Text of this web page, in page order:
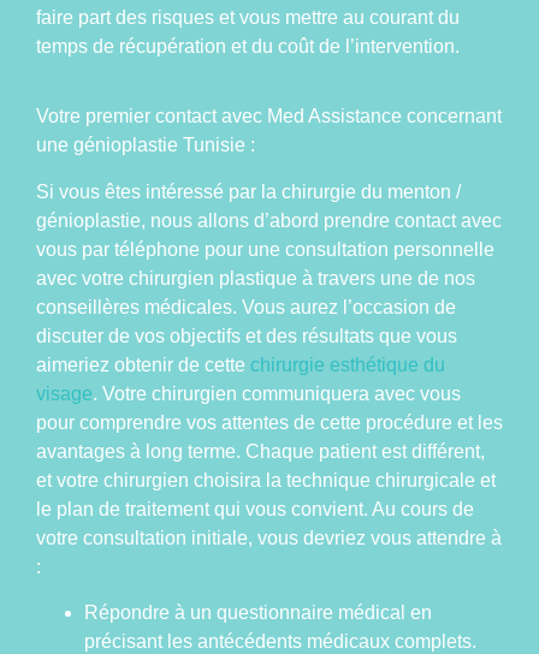
faire part des risques et vous mettre au courant du
temps de récupération et du coût de l’intervention.
Votre premier contact avec Med Assistance concernant
une génioplastie Tunisie :
Si vous êtes intéressé par la chirurgie du menton /
génioplastie, nous allons d’abord prendre contact avec
vous par téléphone pour une consultation personnelle
avec votre chirurgien plastique à travers une de nos
conseillères médicales. Vous aurez l’occasion de
discuter de vos objectifs et des résultats que vous
aimeriez obtenir de cette chirurgie esthétique du
visage. Votre chirurgien communiquera avec vous
pour comprendre vos attentes de cette procédure et les
avantages à long terme. Chaque patient est différent,
et votre chirurgien choisira la technique chirurgicale et
le plan de traitement qui vous convient. Au cours de
votre consultation initiale, vous devriez vous attendre à
:
Répondre à un questionnaire médical en
précisant les antécédents médicaux complets.